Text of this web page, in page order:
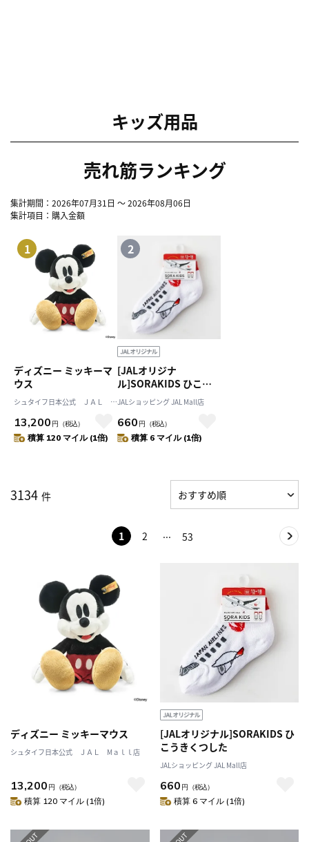
キッズ用品
売れ筋ランキング
集計期間：2026年07月31日 ～ 2026年08月06日
集計項目：購入金額
1
ディズニー ミッキーマ
ウス
シュタイフ日本公式 ＪＡＬ M
13,200 円 （税込）
積算 120 マイル (1倍)
2
[JALオリジナ
ル]SORAKIDS ひこう
きくつした
JALショッピング JAL Mall店
660 円 （税込）
積算 6 マイル (1倍)
3134 件
1 2 53
ディズニー ミッキーマウス
シュタイフ日本公式 ＪＡＬ Mａｌｌ店
13,200 円 （税込）
積算 120 マイル (1倍)
[JALオリジナル]SORAKIDS ひ
こうきくつした
JALショッピング JAL Mall店
660 円 （税込）
積算 6 マイル (1倍)